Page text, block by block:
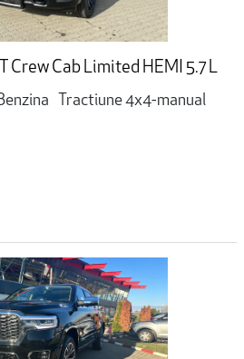
Crew Cab Limited HEMI 5.7 L
Tractiune 4x4-manual